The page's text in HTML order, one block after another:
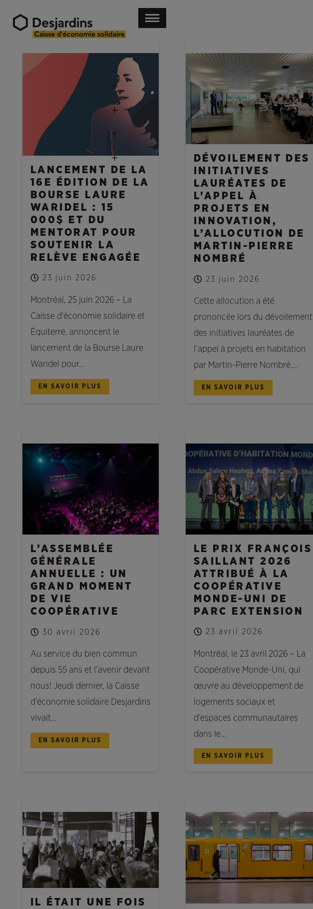
NOUVELLES
LANCEMENT DE LA
16E ÉDITION DE LA
BOURSE LAURE
WARIDEL : 15
000$ ET DU
MENTORAT POUR
SOUTENIR LA
RELÈVE ENGAGÉE
23 juin 2026
Montréal, 25 juin 2026 – La
Caisse d’économie solidaire et
Équiterre, annoncent le
lancement de la Bourse Laure
Waridel pour…
EN SAVOIR PLUS
NOUVELLES
DÉVOILEMENT DES
INITIATIVES
LAURÉATES DE
L’APPEL À
PROJETS EN
INNOVATION,
L’ALLOCUTION DE
MARTIN-PIERRE
NOMBRÉ
23 juin 2026
Cette allocution a été
prononcée lors du dévoilement
des initiatives lauréates de
l’appel à projets en habitation
par Martin-Pierre Nombré,…
EN SAVOIR PLUS
NOUVELLES
L’ASSEMBLÉE
GÉNÉRALE
ANNUELLE : UN
GRAND MOMENT
DE VIE
COOPÉRATIVE
30 avril 2026
Au service du bien commun
depuis 55 ans et l’avenir devant
nous! Jeudi dernier, la Caisse
d’économie solidaire Desjardins
vivait…
EN SAVOIR PLUS
NOUVELLES
LE PRIX FRANÇOIS
SAILLANT 2026
ATTRIBUÉ À LA
COOPÉRATIVE
MONDE-UNI DE
PARC EXTENSION
23 avril 2026
Montréal, le 23 avril 2026 – La
Coopérative Monde-Uni, qui
œuvre au développement de
logements sociaux et
d’espaces communautaires
dans le…
EN SAVOIR PLUS
NOUVELLES
IL ÉTAIT UNE FOIS